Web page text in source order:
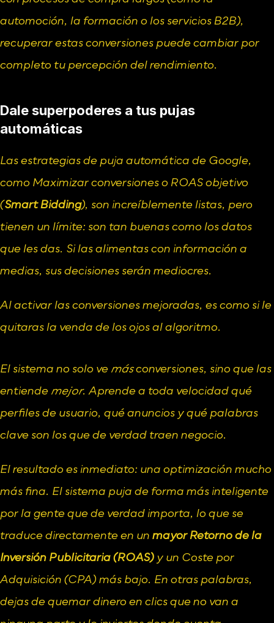
automoción, la formación o los servicios B2B),
recuperar estas conversiones puede cambiar por
completo tu percepción del rendimiento.
Dale superpoderes a tus pujas
automáticas
Las estrategias de puja automática de Google,
como Maximizar conversiones o ROAS objetivo
(Smart Bidding), son increíblemente listas, pero
tienen un límite: son tan buenas como los datos
que les das. Si las alimentas con información a
medias, sus decisiones serán mediocres.
Al activar las conversiones mejoradas, es como si le
quitaras la venda de los ojos al algoritmo.
El sistema no solo ve más conversiones, sino que las
entiende mejor. Aprende a toda velocidad qué
perfiles de usuario, qué anuncios y qué palabras
clave son los que de verdad traen negocio.
El resultado es inmediato: una optimización mucho
más fina. El sistema puja de forma más inteligente
por la gente que de verdad importa, lo que se
traduce directamente en un mayor Retorno de la
Inversión Publicitaria (ROAS) y un Coste por
Adquisición (CPA) más bajo. En otras palabras,
dejas de quemar dinero en clics que no van a